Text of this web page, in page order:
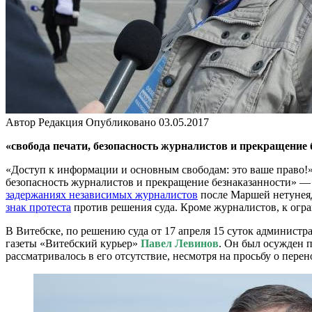
Автор Редакция Опубликовано 03.05.2017
«свобода печати, безопасность журналистов и прекращение
«Доступ к информации и основным свободам: это ваше
безопасность журналистов и прекращение
задержаниях независимых журналистов после Маршей
знак протеста против решения суда. Кроме журналистов, к
В Витебске, по решению суда от 17 апреля 15 суток
газеты «Витебский курьер» Павел Левинов. Он был осужден
рассматривалось в его отсутствие, несмотря на просьбу о